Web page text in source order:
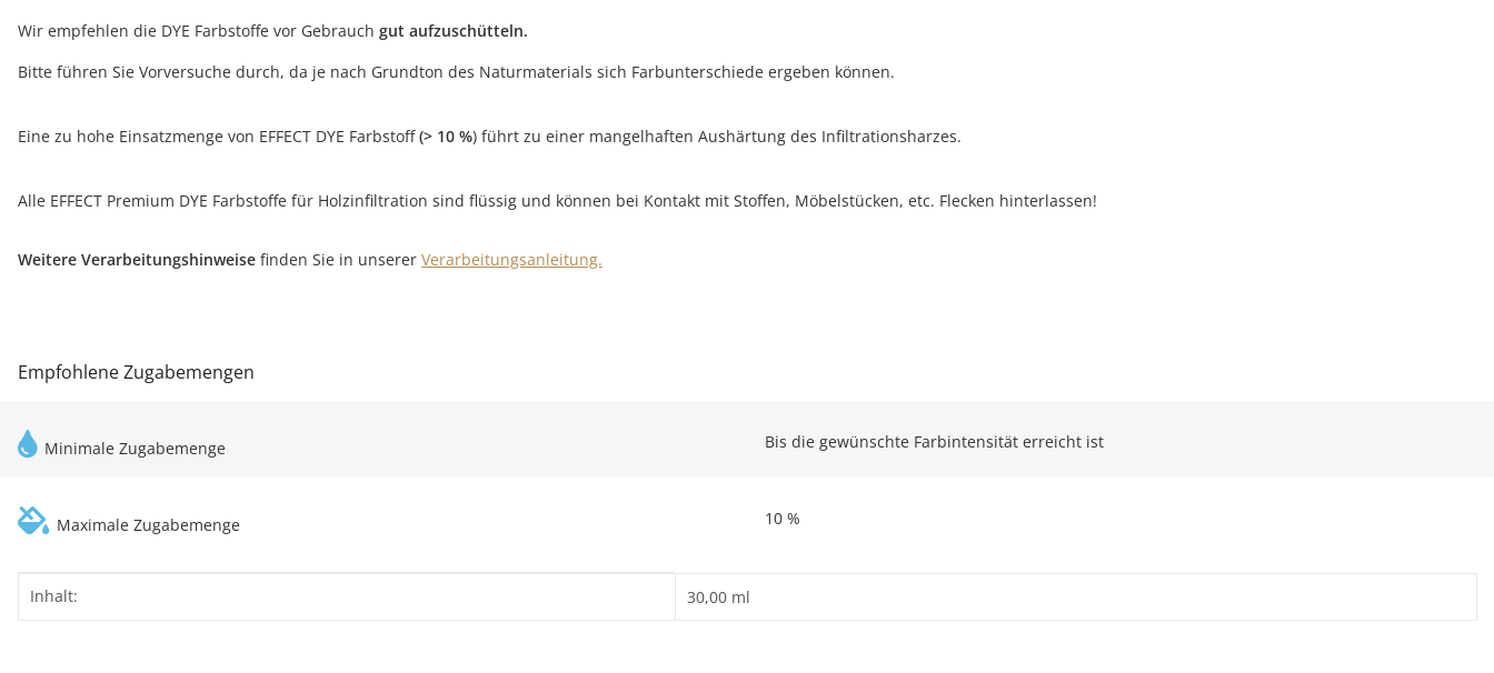
Wir empfehlen die DYE Farbstoffe vor Gebrauch gut aufzuschütteln.
Bitte führen Sie Vorversuche durch, da je nach Grundton des Naturmaterials sich Farbunterschiede ergeben können.
Eine zu hohe Einsatzmenge von EFFECT DYE Farbstoff(> 10 %) führt zu einer mangelhaften Aushärtung des Infiltrationsharzes.
Alle EFFECT Premium DYE Farbstoffe für Holzinfiltration sind flüssig und können bei Kontakt mit Stoffen, Möbelstücken, etc. Flecken hinterlassen!
Weitere Verarbeitungshinweise finden Sie in unserer Verarbeitungsanleitung.
Empfohlene Zugabemengen
Minimale Zugabemenge Bis die gewünschte Farbintensität erreicht ist
Maximale Zugabemenge 10 %
Produkteigenschaft
Wert
Inhalt: 30,00 ml